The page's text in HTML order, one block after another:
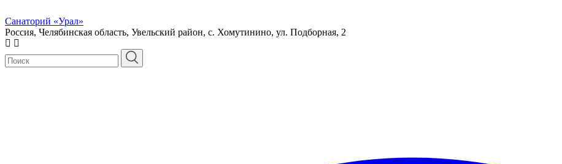
Санаторий «Урал»
Россия, Челябинская область, Увельский район, с. Хомутинино, ул. Подборная, 2